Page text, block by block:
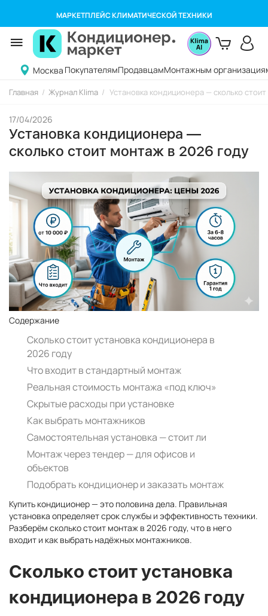
МАРКЕТПЛЕЙС КЛИМАТИЧЕСКОЙ ТЕХНИКИ
Москва ПокупателямПродавцамМонтажным
Главная / Журнал Klima / Установка кондиционера — сколько
17/04/2026
Установка кондиционера —
сколько стоит монтаж в 2026 году
Содержание
Сколько стоит установка кондиционера в
2026 году
Что входит в стандартный монтаж
Реальная стоимость монтажа «под ключ»
Скрытые расходы при установке
Как выбрать монтажников
Самостоятельная установка — стоит ли
Монтаж через тендер — для офисов и
объектов
Подобрать кондиционер и заказать монтаж
Купить кондиционер — это половина дела. Правильная
установка определяет срок службы и эффективность техники.
Разберём сколько стоит монтаж в 2026 году, что в него
входит и как выбрать надёжных монтажников.
Сколько стоит установка
кондиционера в 2026 году